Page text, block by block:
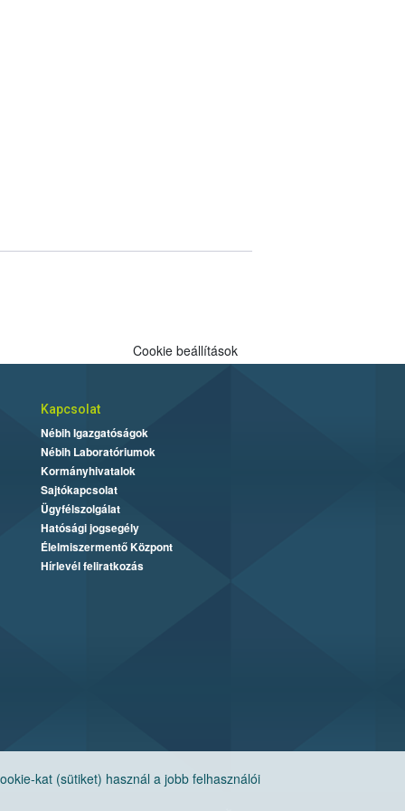
kat (sütiket) használ a jobb felhasználói
Cookie beállítások
Kapcsolat
Nébih Igazgatóságok
Nébih Laboratóriumok
Kormányhivatalok
Sajtókapcsolat
Ügyfélszolgálat
Hatósági jogsegély
Élelmiszermentő Központ
Hírlevél feliratkozás